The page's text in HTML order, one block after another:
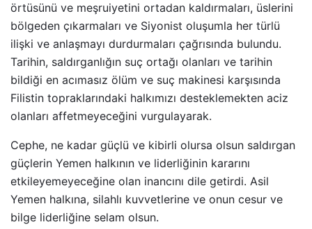
örtüsünü ve meşruiyetini ortadan kaldırmaları, üslerini
bölgeden çıkarmaları ve Siyonist oluşumla her türlü
ilişki ve anlaşmayı durdurmaları çağrısında bulundu.
Tarihin, saldırganlığın suç ortağı olanları ve tarihin
bildiği en acımasız ölüm ve suç makinesi karşısında
Filistin topraklarındaki halkımızı desteklemekten aciz
olanları affetmeyeceğini vurgulayarak.
Cephe, ne kadar güçlü ve kibirli olursa olsun saldırgan
güçlerin Yemen halkının ve liderliğinin kararını
etkileyemeyeceğine olan inancını dile getirdi. Asil
Yemen halkına, silahlı kuvvetlerine ve onun cesur ve
bilge liderliğine selam olsun.